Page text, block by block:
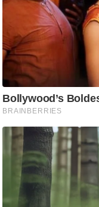
g
e
w
s
ला
इ
फ
स्टा
क्नॉ